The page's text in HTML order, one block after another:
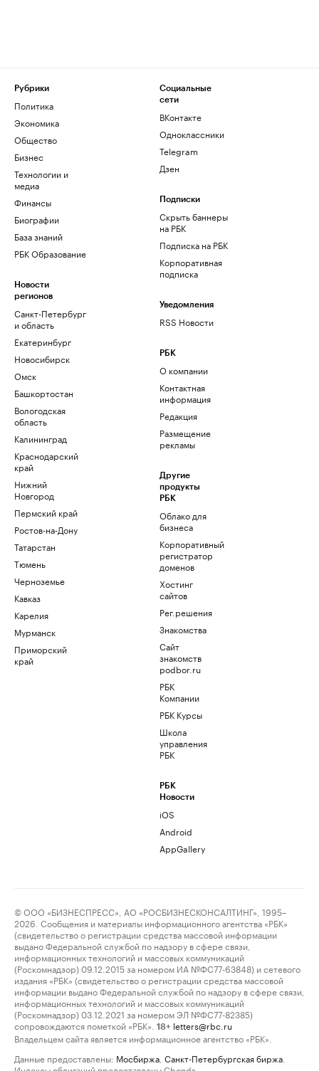
Рубрики
Политика
Экономика
Общество
Бизнес
Технологии и
медиа
Финансы
Биографии
База знаний
РБК Образование
Новости
регионов
Санкт-Петербург
и область
Екатеринбург
Новосибирск
Омск
Башкортостан
Вологодская
область
Калининград
Краснодарский
край
Нижний
Новгород
Пермский край
Ростов-на-Дону
Татарстан
Тюмень
Черноземье
Кавказ
Карелия
Мурманск
Приморский
край
Социальные
сети
ВКонтакте
Одноклассники
Telegram
Дзен
Подписки
Скрыть баннеры
на РБК
Подписка на РБК
Корпоративная
подписка
Уведомления
RSS Новости
РБК
О компании
Контактная
информация
Редакция
Размещение
рекламы
Другие
продукты
РБК
Облако для
бизнеса
Корпоративный
регистратор
доменов
Хостинг
сайтов
Рег.решения
Знакомства
Сайт
знакомств
podbor.ru
РБК
Компании
РБК Курсы
Школа
управления
РБК
РБК
Новости
iOS
Android
AppGallery
© ООО «БИЗНЕСПРЕСС», АО «РОСБИЗНЕСКОНСАЛТИНГ», 1995–
2026. Сообщения и материалы информационного агентства «РБК»
(свидетельство о регистрации средства массовой информации
выдано Федеральной службой по надзору в сфере связи,
информационных технологий и массовых коммуникаций
(Роскомнадзор) 09.12.2015 за номером ИА №ФС77-63848) и сетевого
издания «РБК» (свидетельство о регистрации средства массовой
информации выдано Федеральной службой по надзору в сфере связи,
информационных технологий и массовых коммуникаций
(Роскомнадзор) 03.12.2021 за номером ЭЛ №ФС77-82385)
сопровождаются пометкой «РБК».
18+ letters@rbc.ru
Владельцем сайта является информационное агентство «РБК».
Данные предоставлены: Мосбиржа Санкт-Петербургская биржа